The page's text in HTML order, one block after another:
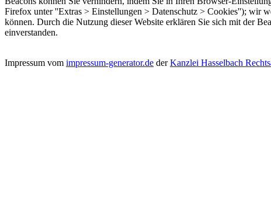
Firefox unter ''Extras > Einstellungen > Datenschutz > Cookies''); wir
können. Durch die Nutzung dieser Website erklären Sie sich mit der
einverstanden.
Impressum vom impressum-generator.de derKanzlei Hasselbach